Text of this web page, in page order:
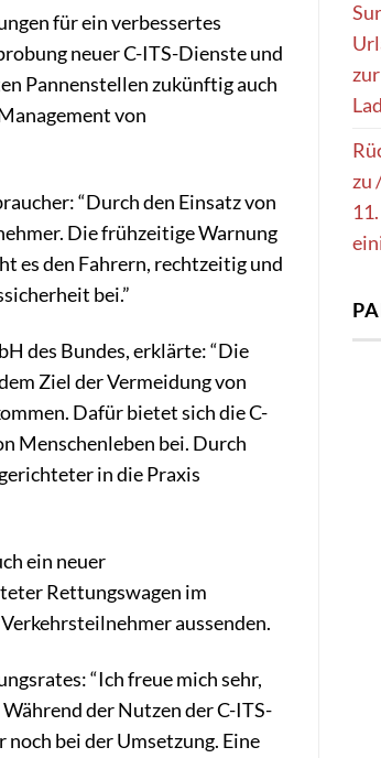
für ein verbessertes
neuer C-ITS-Dienste und
Pannenstellen zukünftig auch
von
“Durch den Einsatz von
Die frühzeitige Warnung
es den Fahrern, rechtzeitig und
bei.”
des Bundes, erklärte: “Die
Ziel der Vermeidung von
Dafür bietet sich die C-
Menschenleben bei. Durch
in die Praxis
ein neuer
Rettungswagen im
aussenden.
“Ich freue mich sehr,
der Nutzen der C-ITS-
bei der Umsetzung. Eine
zu